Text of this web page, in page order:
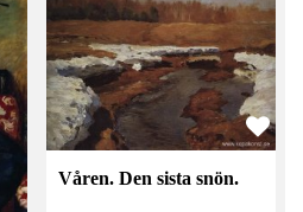
Våren. Den sista snön.